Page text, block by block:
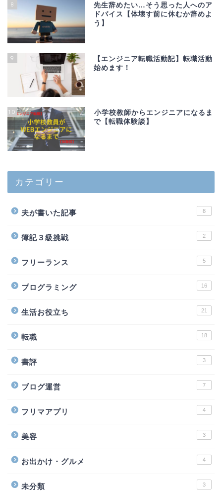
8
先生辞めたい…そう思った人へのア
ドバイス【体壊す前に休むか辞めよ
う】
9
【エンジニア転職活動記】転職活動
始めます！
10
小学校教師からエンジニアになるま
で【転職体験談】
カテゴリー
夫が書いた記事 8
簿記３級挑戦 2
フリーランス 5
プログラミング 16
生活お役立ち 21
転職 18
書評 3
ブログ運営 7
フリマアプリ 4
美容 3
お出かけ・グルメ 4
未分類 3